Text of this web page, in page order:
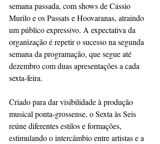
semana passada, com shows de Cássio
Murilo e os Passats e Hoovaranas, atraindo
um público expressivo. A expectativa da
organização é repetir o sucesso na segunda
semana da programação, que segue até
dezembro com duas apresentações a cada
sexta-feira.
Criado para dar visibilidade à produção
musical ponta-grossense, o Sexta às Seis
reúne diferentes estilos e formações,
estimulando o intercâmbio entre artistas e a